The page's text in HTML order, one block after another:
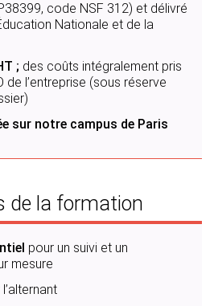
code NSF 312) et délivré
Nationale et de la
; des coûts intégralement pris
de l’entreprise (sous réserve
sur notre campus de Paris
de la formation
pour un suivi et un
mesure